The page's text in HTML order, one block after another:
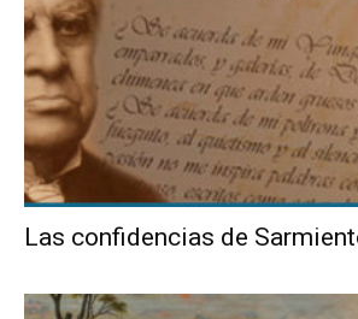
Las confidencias de